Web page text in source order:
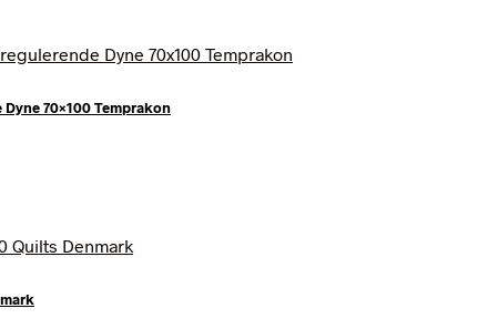
70×100 Temprakon